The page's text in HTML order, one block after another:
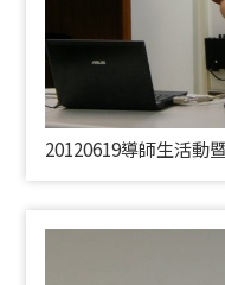
20120619導師生活動